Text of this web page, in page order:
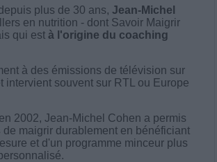
plus de 30 ans, Jean-Michel
en nutrition - dont Savoir Maigrir
qui est à l'origine du coaching
à des émissions de télévision sur
intervient souvent sur RTL ou Europe
2002, Jean-Michel Cohen a permis
de maigrir durablement en bénéficiant
et d'un programme minceur plus